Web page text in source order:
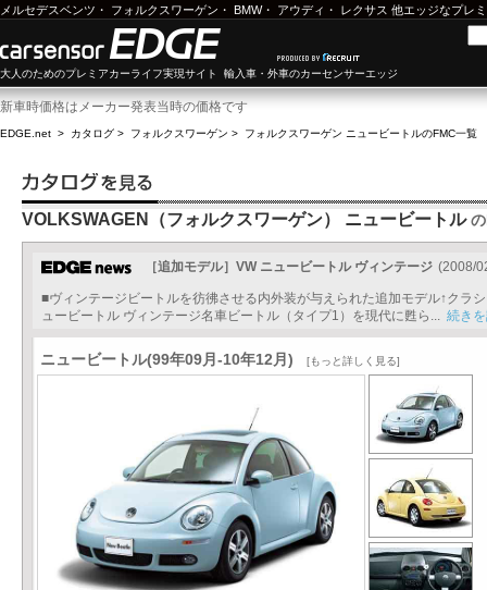
メルセデスベンツ ・ フォルクスワーゲン ・ BMW・ アウディ ・ レクサス 他エッジなプレ
大人のためのプレミアカーライフ実現サイト 輸入車・外車のカーセンサーエッジ
新車時価格はメーカー発表当時の価格です
EDGE.net > カタログ > フォルクスワーゲン > フォルクスワーゲン ニュービートルのFMC一覧
VOLKSWAGEN（フォルクスワーゲン） ニュービートルの
［追加モデル］VW ニュービートル ヴィンテージ (2008/
■ヴィンテージビートルを彷彿させる内外装が与えられた追加モデル↑クラ
ュービートル ヴィンテージ名車ビートル（タイプ1）を現代に甦ら... 続き
ニュービートル(99年09月-10年12月) [もっと詳しく見る]